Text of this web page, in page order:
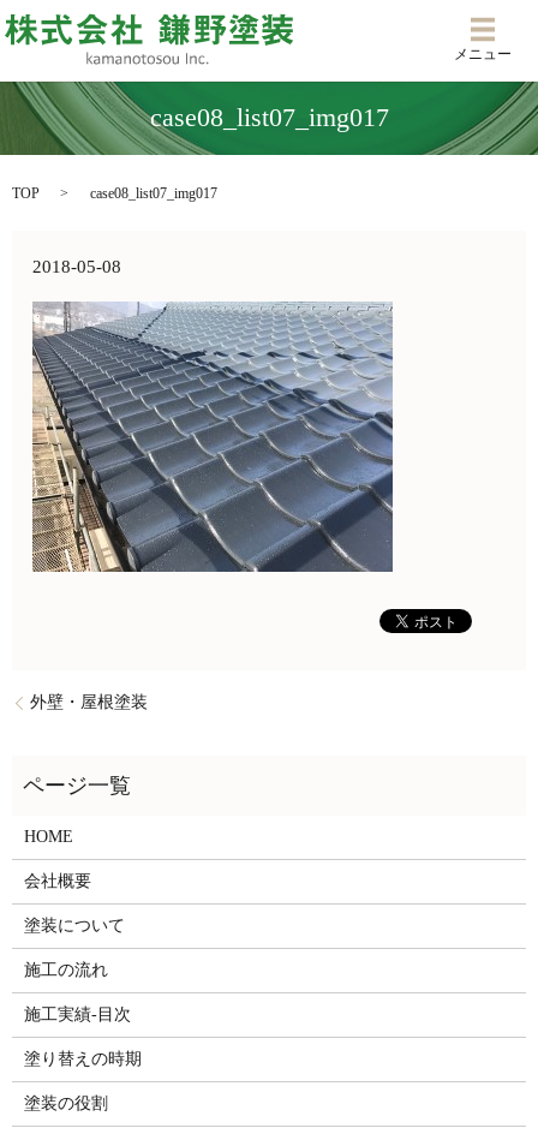
メニ
メニュー
case08_list07_img017
TOP case08_list07_img017
2018-05-08
外壁・屋根塗装
HOME
会社概要
塗装について
施工の流れ
施工実績-目次
塗り替えの時期
塗装の役割